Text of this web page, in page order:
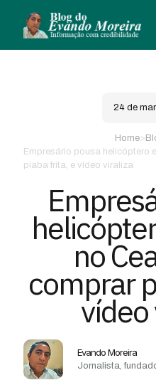
24 de
Home>
Empresário pousa helicóptero
piaba frita, e vídeo viraliza
no
comprar
vídeo
Evando Moreira
Jornalista,